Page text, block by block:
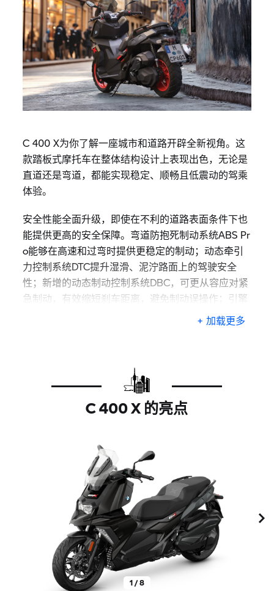
C 400 X为你了解一座城市和道路开辟全新视角。这
款踏板式摩托车在整体结构设计上表现出色，无论是
直道还是弯道，都能实现稳定、顺畅且低震动的驾乘
体验。
安全性能全面升级，即使在不利的道路表面条件下也
能提供更高的安全保障。弯道防抱死制动系统ABS Pr
o能够在高速和过弯时提供更稳定的制动；动态牵引
力控制系统DTC提升湿滑、泥泞路面上的驾驶安全
性；新增的动态制动控制系统DBC，可更从容应对紧
急制动，有效缩短刹车距离，避免制动误操作；引擎
制动力控制系统EBC，优化发动机制动效果，避免后
让你在探索城市的旅途中不错过任何信息。
坐桶空间中段较以往更宽，整体存储空间从30L加大
至33L，可以轻松存放头盔、行李包和城市出行需要
+ 加载更多
C 400 X 的亮点
1 / 8